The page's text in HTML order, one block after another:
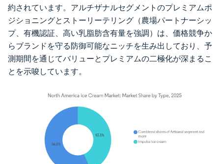
約されています。アルチザナルセグメントのプレミアムポ
ジショニングとストーリーテリング（農場パートナーシッ
プ、有機認証、高い乳脂肪含有量を強調）は、価格競争か
らブランドを守る防御可能なニッチを生み出しており、予
測期間を通じてバリューとプレミアムの二極化が深まるこ
とを示唆しています。